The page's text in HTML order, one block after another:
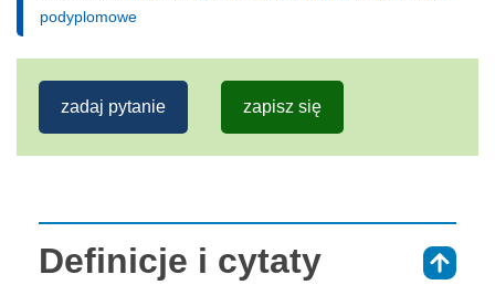
podyplomowe
zadaj pytanie zapisz się
Definicje i cytaty